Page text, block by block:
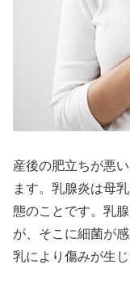
産後の肥立ちが悪
ます。乳腺炎は母
態のことです。乳
が、そこに細菌が
乳により傷みが生